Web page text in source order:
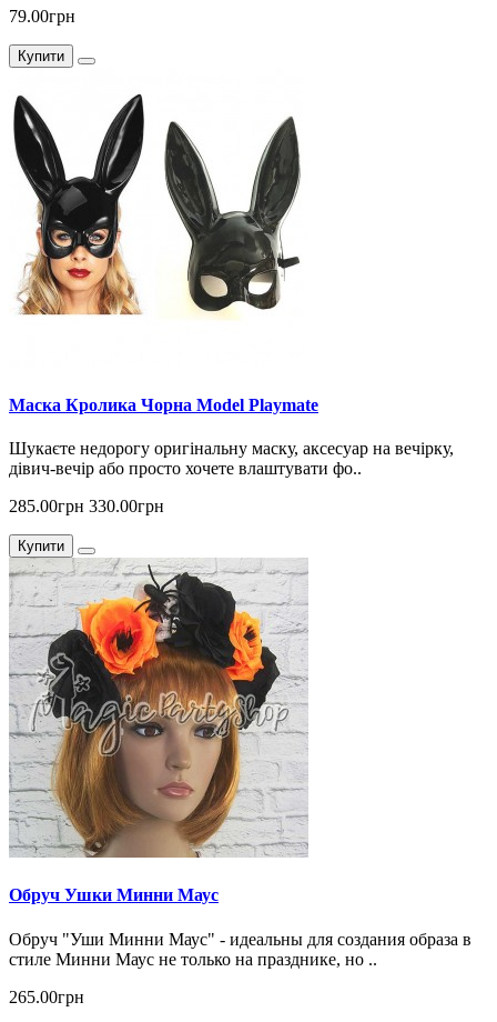
79.00грн
Купити
Маска Кролика Чорна Model Playmate
Шукаєте недорогу оригінальну маску, аксесуар на вечірку,
дівич-вечір або просто хочете влаштувати фо..
285.00грн 330.00грн
Купити
Обруч Ушки Минни Маус
Обруч "Уши Минни Маус" - идеальны для создания образа в
стиле Минни Маус не только на празднике, но ..
265.00грн